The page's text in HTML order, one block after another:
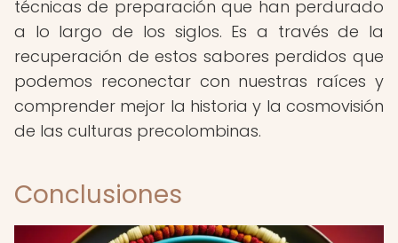
técnicas de preparación que han perdurado
a lo largo de los siglos. Es a través de la
recuperación de estos sabores perdidos que
podemos reconectar con nuestras raíces y
comprender mejor la historia y la cosmovisión
de las culturas precolombinas.
Conclusiones